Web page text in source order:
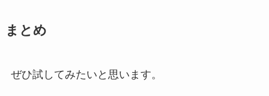
まとめ
ぜひ試してみたいと思います。